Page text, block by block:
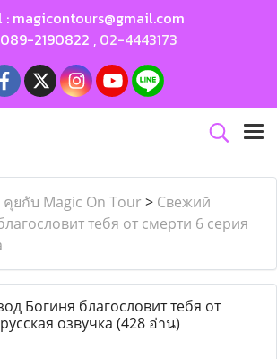
: magicontours@gmail.com
089-2190822 , 02-4443173
คุยกับ Magic On Tour > Свежий
тебя от смерти 6 серия
Богиня благословит тебя от
озвучка (428 อ่าน)